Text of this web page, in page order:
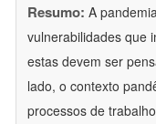
Resumo: A
vulnerabilidades que
estas devem ser
lado, o contexto
processos de